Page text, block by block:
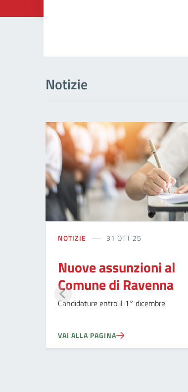
Notizie
NOTIZIE 31 OTT 25
Nuove assunzioni al
Comune di Ravenna
Candidature entro il 1° dicembre
VAI ALLA PAGINA